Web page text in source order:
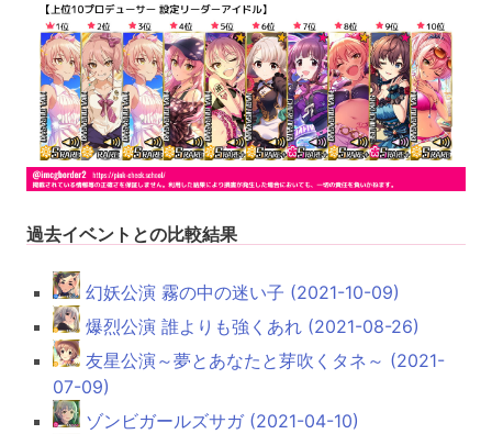
過去イベントとの比較結果
幻妖公演 霧の中の迷い子 (2021-10-09)
爆烈公演 誰よりも強くあれ (2021-08-26)
友星公演～夢とあなたと芽吹くタネ～ (2021-
07-09)
ゾンビガールズサガ (2021-04-10)